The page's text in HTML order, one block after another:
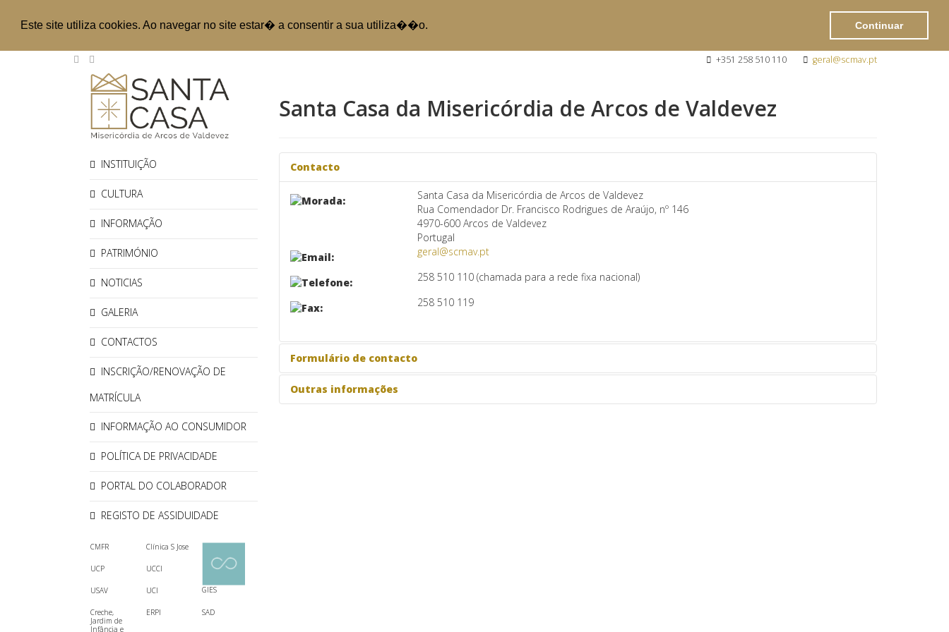
Este site utiliza cookies. Ao navegar no site estar� a consentir a sua utiliza��o. Continuar
+351 258 510 110 geral@scmav.pt
INSTITUIÇÃO
CULTURA
INFORMAÇÃO
PATRIMÓNIO
NOTICIAS
GALERIA
CONTACTOS
INSCRIÇÃO/RENOVAÇÃO DE
MATRÍCULA
INFORMAÇÃO AO CONSUMIDOR
POLÍTICA DE PRIVACIDADE
PORTAL DO COLABORADOR
REGISTO DE ASSIDUIDADE
GIES
Clínica S Jose
CMFR
UCCI
UCP
UCI
USAV
SAD
ERPI
Creche,
Jardim de
Infância e
Santa Casa da Misericórdia de Arcos de Valdevez
Contacto
Santa Casa da Misericórdia de Arcos de Valdevez
Rua Comendador Dr. Francisco Rodrigues de Araújo, nº 146
4970-600 Arcos de Valdevez
Portugal
geral@scmav.pt
258 510 110 (chamada para a rede fixa nacional)
258 510 119
Formulário de contacto
Outras informações